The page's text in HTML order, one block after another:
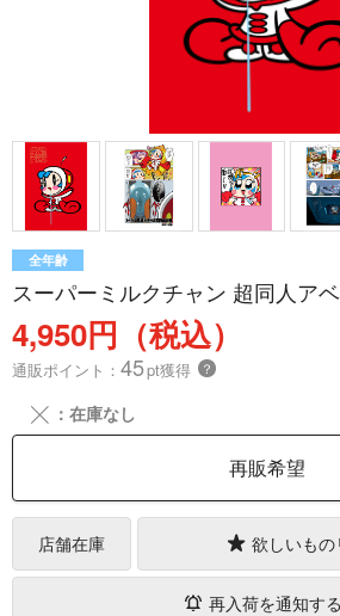
全年齢
スーパーミルクチャン 超同人ア
4,950円（税込）
通販ポイント： 45pt獲得 ？
╳ ：在庫なし
再販希望
店舗在庫 欲しいも
再入荷を通知する